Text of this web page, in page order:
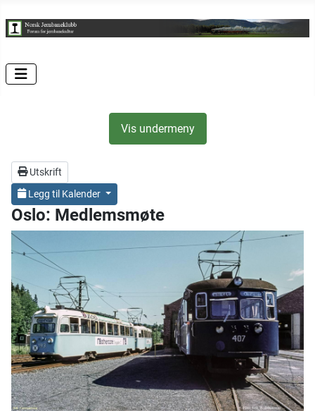
Vis undermeny
Utskrift
Legg til Kalender
Oslo: Medlemsmøte